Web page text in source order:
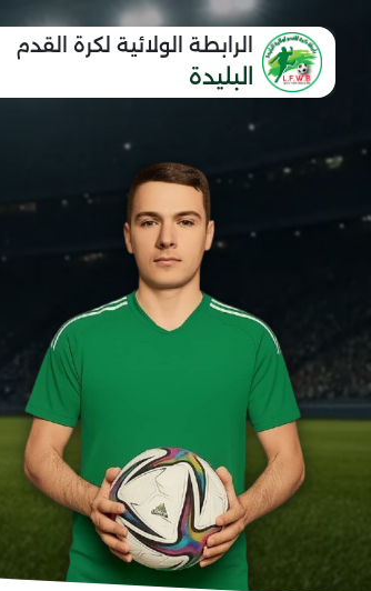
الرابطة الولائية لكرة القدم
البليدة